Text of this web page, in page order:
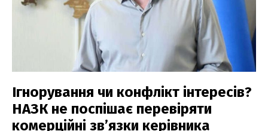
Ігнорування чи конфлікт інтересів?
НАЗК не поспішає перевіряти
комерційні зв’язки керівника